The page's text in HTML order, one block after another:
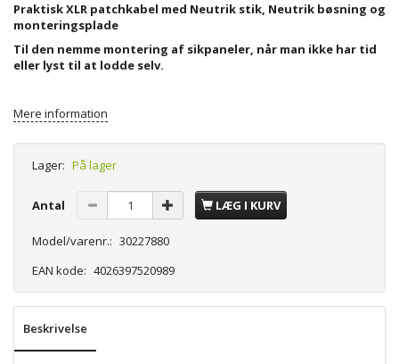
Praktisk XLR patchkabel med Neutrik stik, Neutrik bøsning og
monteringsplade
Til den nemme montering af sikpaneler, når man ikke har tid
eller lyst til at lodde selv.
Mere information
Lager: På lager
Antal LÆG I KURV
Model/varenr.: 30227880
EAN kode: 4026397520989
Beskrivelse